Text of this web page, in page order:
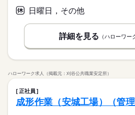
日曜日，その他
詳細を見る （ハローワー
ハローワーク求人（掲載元：刈谷公共職業安定所）
正社員
成形作業（安城工場）（管理